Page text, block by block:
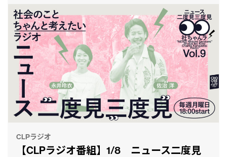
CLPラジオ
【CLPラジオ番組】1/8 ニュース二度見